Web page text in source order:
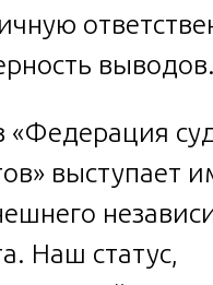
выводов.
«Федерация
выступает
Наш статус,